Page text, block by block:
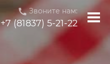
Звоните нам:
+7 (81837) 5-21-22